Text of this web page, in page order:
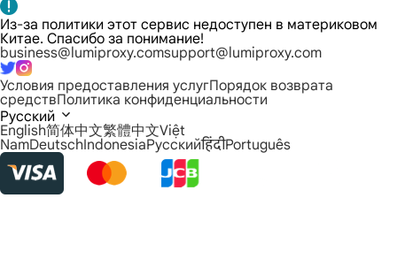
Из-за политики этот сервис недоступен в материковом
Китае. Спасибо за понимание!
business@lumiproxy.comsupport@lumiproxy.com
Условия предоставления услугПорядок возврата
средствПолитика конфиденциальности
Русский
English简体中文繁體中文Việt
NamDeutschIndonesiaРусскийहिंदीPortuguês